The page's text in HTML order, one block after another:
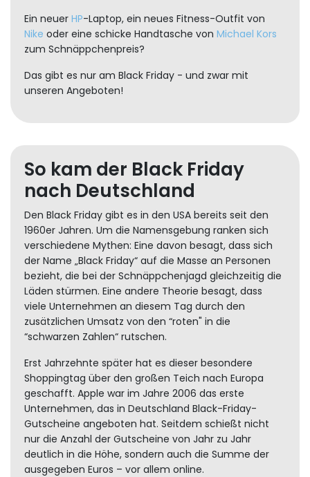
Ein neuer HP-Laptop, ein neues Fitness-Outfit von
Nike oder eine schicke Handtasche von Michael Kors
zum Schnäppchenpreis?
Das gibt es nur am Black Friday - und zwar mit
unseren Angeboten!
So kam der Black Friday
nach Deutschland
Den Black Friday gibt es in den USA bereits seit den
1960er Jahren. Um die Namensgebung ranken sich
verschiedene Mythen: Eine davon besagt, dass sich
der Name „Black Friday“ auf die Masse an Personen
bezieht, die bei der Schnäppchenjagd gleichzeitig die
Läden stürmen. Eine andere Theorie besagt, dass
viele Unternehmen an diesem Tag durch den
zusätzlichen Umsatz von den “roten" in die
“schwarzen Zahlen“ rutschen.
Erst Jahrzehnte später hat es dieser besondere
Shoppingtag über den großen Teich nach Europa
geschafft. Apple war im Jahre 2006 das erste
Unternehmen, das in Deutschland Black-Friday-
Gutscheine angeboten hat. Seitdem schießt nicht
nur die Anzahl der Gutscheine von Jahr zu Jahr
deutlich in die Höhe, sondern auch die Summe der
ausgegeben Euros – vor allem online.